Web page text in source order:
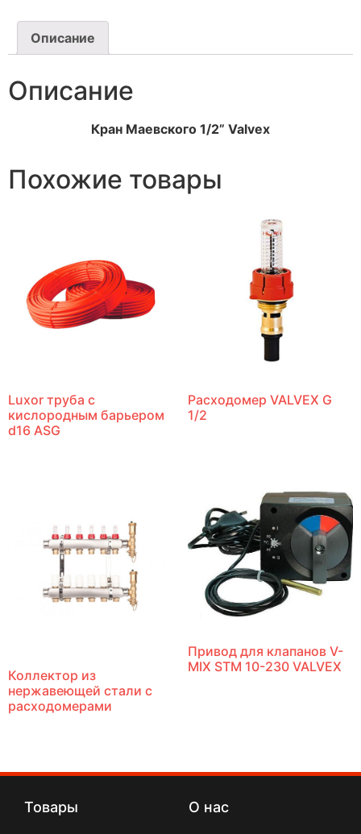
Описание
Описание
Кран Маевского 1/2” Valvex
Похожие товары
Luxor труба с
кислородным барьером
d16 ASG
Расходомер VALVEX G
1/2
Коллектор из
нержавеющей стали c
расходомерами
Привод для клапанов V-
MIX STM 10-230 VALVEX
Товары О нас